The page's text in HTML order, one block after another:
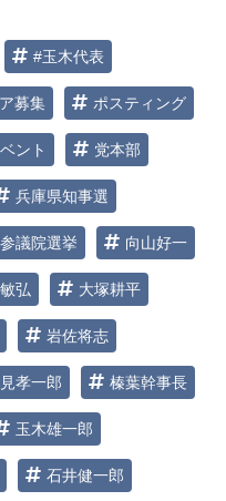
#玉木代表
募集 ポスティング
ント 党本部
兵庫県知事選
参議院選挙 向山好一
弘 大塚耕平
岩佐将志
孝一郎 榛葉幹事長
玉木雄一郎
石井健一郎